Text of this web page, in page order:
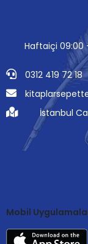
Haftaiçi 09:00
0312 419 72 18
İstanbul
Mobil